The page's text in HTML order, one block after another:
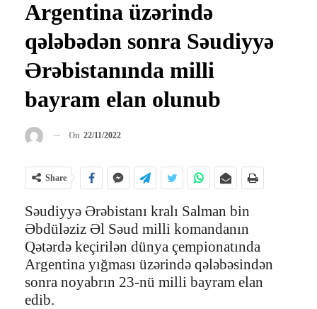
Argentina üzərində
qələbədən sonra Səudiyyə
Ərəbistanında milli
bayram elan olunub
On 22/11/2022
Share
Səudiyyə Ərəbistanı kralı Salman bin
Əbdüləziz Əl Səud milli komandanın
Qətərdə keçirilən dünya çempionatında
Argentina yığması üzərində qələbəsindən
sonra noyabrın 23-nü milli bayram elan
edib.